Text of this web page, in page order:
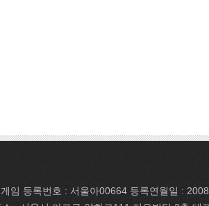
임 등록번호 : 서울아00664 등록연월일 :